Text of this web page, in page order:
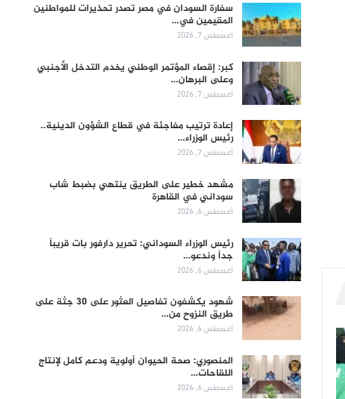
سفارة السودان في مصر تصدر تحذيرات للمواطنين
المقيمين في…
أغسطس 7, 2026
كبر: إقصاء المؤتمر الوطني يخدم التدخل الأجنبي
وعلى البرهان…
أغسطس 7, 2026
إعادة ترتيب مفاجئة في قطاع الشؤون الدينية..
رئيس الوزراء…
أغسطس 7, 2026
مشهد خطير على الطريق ينتهي بضبط شاب
سوداني في القاهرة
أغسطس 6, 2026
رئيس الوزراء السوداني: تحرير دارفور بات قريباً
جداً وندعو…
أغسطس 6, 2026
شهود يكشفون تفاصيل العثور على 30 جثة على
طريق النزوح من…
أغسطس 6, 2026
المنصوري: صحة الحيوان أولوية ودعم كامل لإنتاج
اللقاحات…
أغسطس 6, 2026